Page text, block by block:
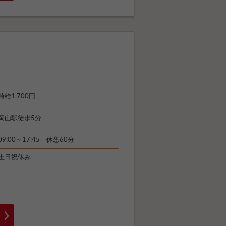
給1,700円
山駅徒歩5分
～17:45 休憩60分
日祝休み